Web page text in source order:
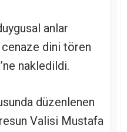
anlar
cenaze dini tören
nakledildi.
düzenlenen
Valisi Mustafa